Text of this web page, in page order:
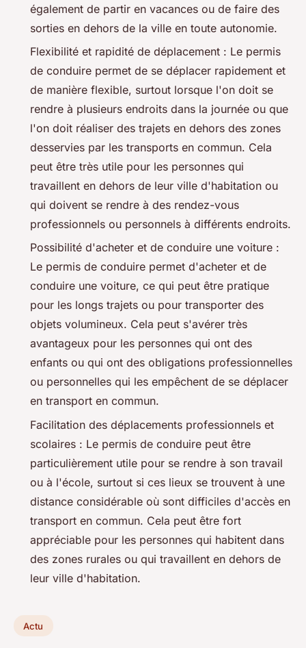
également de partir en vacances ou de faire des
sorties en dehors de la ville en toute autonomie.
Flexibilité et rapidité de déplacement : Le permis
de conduire permet de se déplacer rapidement et
de manière flexible, surtout lorsque l'on doit se
rendre à plusieurs endroits dans la journée ou que
l'on doit réaliser des trajets en dehors des zones
desservies par les transports en commun. Cela
peut être très utile pour les personnes qui
travaillent en dehors de leur ville d'habitation ou
qui doivent se rendre à des rendez-vous
professionnels ou personnels à différents endroits.
Possibilité d'acheter et de conduire une voiture :
Le permis de conduire permet d'acheter et de
conduire une voiture, ce qui peut être pratique
pour les longs trajets ou pour transporter des
objets volumineux. Cela peut s'avérer très
avantageux pour les personnes qui ont des
enfants ou qui ont des obligations professionnelles
ou personnelles qui les empêchent de se déplacer
en transport en commun.
Facilitation des déplacements professionnels et
scolaires : Le permis de conduire peut être
particulièrement utile pour se rendre à son travail
ou à l'école, surtout si ces lieux se trouvent à une
distance considérable où sont difficiles d'accès en
transport en commun. Cela peut être fort
appréciable pour les personnes qui habitent dans
des zones rurales ou qui travaillent en dehors de
leur ville d'habitation.
Actu